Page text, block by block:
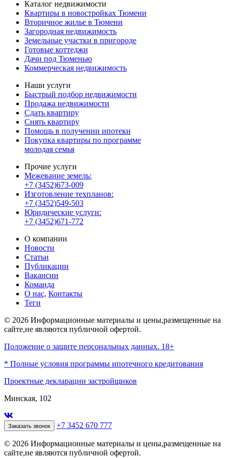
Каталог недвижимости
Квартиры в новостройках Тюмени
Вторичное жилье в Тюмени
Загородная недвижимость
Земельные участки в пригороде
Готовые коттеджи
Дачи под Тюменью
Коммерческая недвижимость
Наши услуги
Быстрый подбор недвижимости
Продажа недвижимости
Сдать квартиру
Снять квартиру
Помощь в получении ипотеки
Покупка квартиры по программе
молодая семья
Прочие услуги
Межевание земель:
+7 (3452)673-009
Изготовление техпланов:
+7 (3452)549-503
Юридические услуги:
+7 (3452)671-772
О компании
Новости
Статьи
Публикации
Вакансии
Команда
О нас, Контакты
Теги
© 2026 Информационные материалы и цены,размещенные на
сайте,не являются публичной офертой.
Положение о защите персональных данных. 18+
* Полные условия программы ипотечного кредитования
Проектные декларации застройщиков
Минская, 102
Заказать звонок +7 3452 670 777
© 2026 Информационные материалы и цены,размещенные на
сайте,не являются публичной офертой.